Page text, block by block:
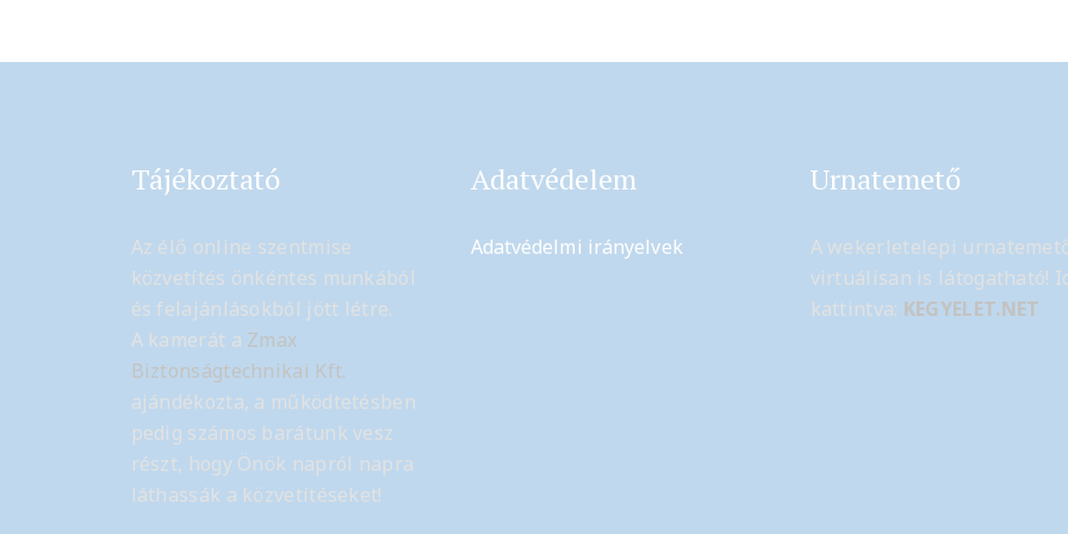
Tájékoztató
Az élő online szentmise
közvetítés önkéntes munkából
és felajánlásokból jött létre.
A kamerát a Zmax
Biztonságtechnikai Kft.
ajándékozta, a működtetésben
pedig számos barátunk vesz
részt, hogy Önök napról napra
láthassák a közvetítéseket!
Adatvédelem
Adatvédelmi irányelvek
Urnatemető
A wekerletelepi
virtuálisan is látogatható!
kattintva: KEGYELET.NET